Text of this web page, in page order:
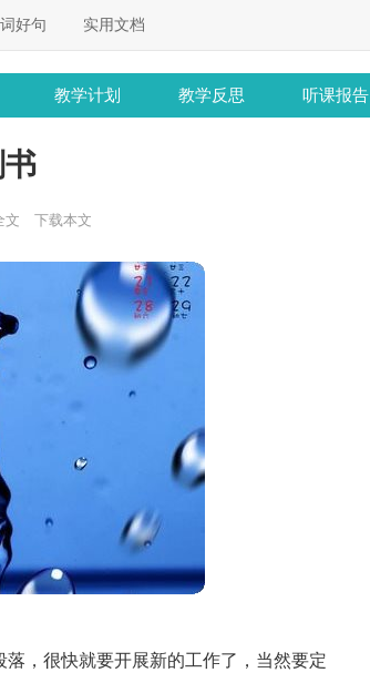
好句 实用文档
教学计划 教学反思 听课报告
文 下载本文
，很快就要开展新的工作了，当然要定